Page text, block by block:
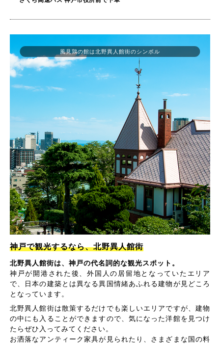
神戸で観光するなら、北野異人館街
北野異人館街は、神戸の代名詞的な観光スポット。
神戸が開港された後、外国人の居留地となっていたエリア
で、日本の建築とは異なる異国情緒あふれる建物が見どころ
となっています。
北野異人館街は散策するだけでも楽しいエリアですが、建物
の中にも入ることができますので、気になった洋館を見つけ
たらぜひ入ってみてください。
お洒落なアンティーク家具が見られたり、さまざまな国の料
風見鶏の館は北野異人館街のシンボル